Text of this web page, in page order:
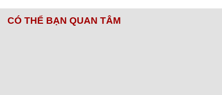
CÓ THỂ BẠN QUAN TÂM